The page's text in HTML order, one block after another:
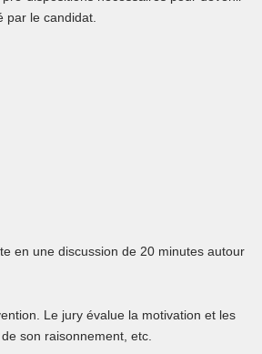
par le candidat.
en une discussion de 20 minutes autour
Le jury évalue la motivation et les
son raisonnement, etc.